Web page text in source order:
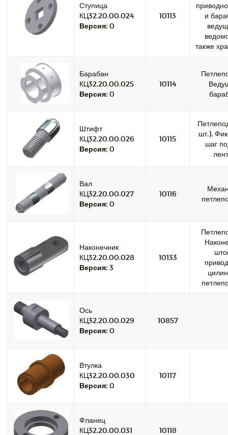
Ступица
КЦ32.20.00.024
Версия: 0
10113
и
также
Барабан
КЦ32.20.00.025
Версия: 0
10114
Штифт
КЦ32.20.00.026
Версия: 0
10115
шт.).
шаг
Вал
КЦ32.20.00.027
Версия: 0
10116
Наконечник
КЦ32.20.00.028
Версия: 3
10133
Ось
КЦ32.20.00.029
Версия: 0
10857
Втулка
КЦ32.20.00.030
Версия: 0
10117
Фланец
КЦ32.20.00.031
10118